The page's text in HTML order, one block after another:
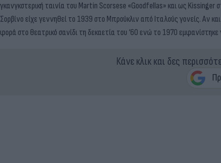
γκανγκστερική ταινία του Martin Scorsese «Goodfellas» και ως
Σορβίνο είχε γεννηθεί το 1939 στο Μπρούκλιν από Ιταλούς γονείς. Αν
φορά στο θεατρικό σανίδι τη δεκαετία του ‘60 ενώ το 1970
Κάνε κλικ και δες